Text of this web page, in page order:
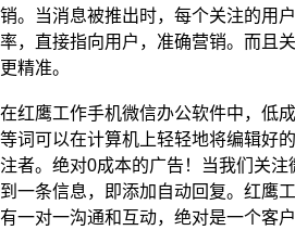
销。当消息被推出时，每个关注的用
率，直接指向用户，准确营销。而且
更精准。
在红鹰工作手机微信办公软件中，低
等词可以在计算机上轻轻地将编辑好
注者。绝对0成本的广告！当我们关
到一条信息，即添加自动回复。红鹰
有一对一沟通和互动，绝对是一个客户